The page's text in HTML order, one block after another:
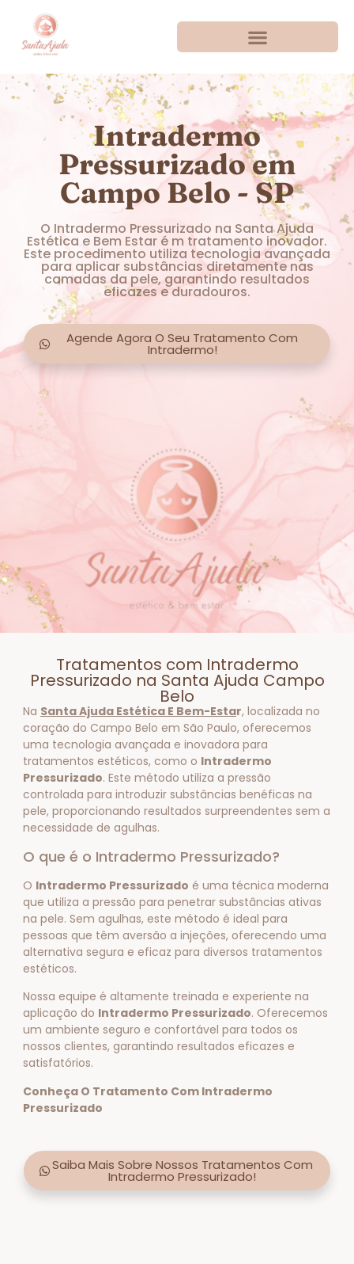
Intradermo
Pressurizado em
Campo Belo - SP
O Intradermo Pressurizado na Santa Ajuda
Estética e Bem Estar é m tratamento inovador.
Este procedimento utiliza tecnologia avançada
para aplicar substâncias diretamente nas
camadas da pele, garantindo resultados
eficazes e duradouros.
Agende Agora O Seu Tratamento Com
Intradermo!
Tratamentos com Intradermo
Pressurizado na Santa Ajuda Campo
Belo
Na Santa Ajuda Estética E Bem-Estar, localizada no
coração do Campo Belo em São Paulo, oferecemos
uma tecnologia avançada e inovadora para
tratamentos estéticos, como o Intradermo
Pressurizado. Este método utiliza a pressão
controlada para introduzir substâncias benéficas na
pele, proporcionando resultados surpreendentes sem a
necessidade de agulhas.
O que é o Intradermo Pressurizado?
O Intradermo Pressurizado é uma técnica moderna
que utiliza a pressão para penetrar substâncias ativas
na pele. Sem agulhas, este método é ideal para
pessoas que têm aversão a injeções, oferecendo uma
alternativa segura e eficaz para diversos tratamentos
estéticos.
Nossa equipe é altamente treinada e experiente na
aplicação do Intradermo Pressurizado. Oferecemos
um ambiente seguro e confortável para todos os
nossos clientes, garantindo resultados eficazes e
satisfatórios.
Conheça O Tratamento Com Intradermo
Pressurizado
Saiba Mais Sobre Nossos Tratamentos Com
Intradermo Pressurizado!